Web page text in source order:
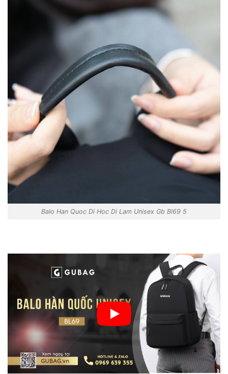
Balo Han Quoc Di Hoc Di Lam Unisex Gb Bl69 5